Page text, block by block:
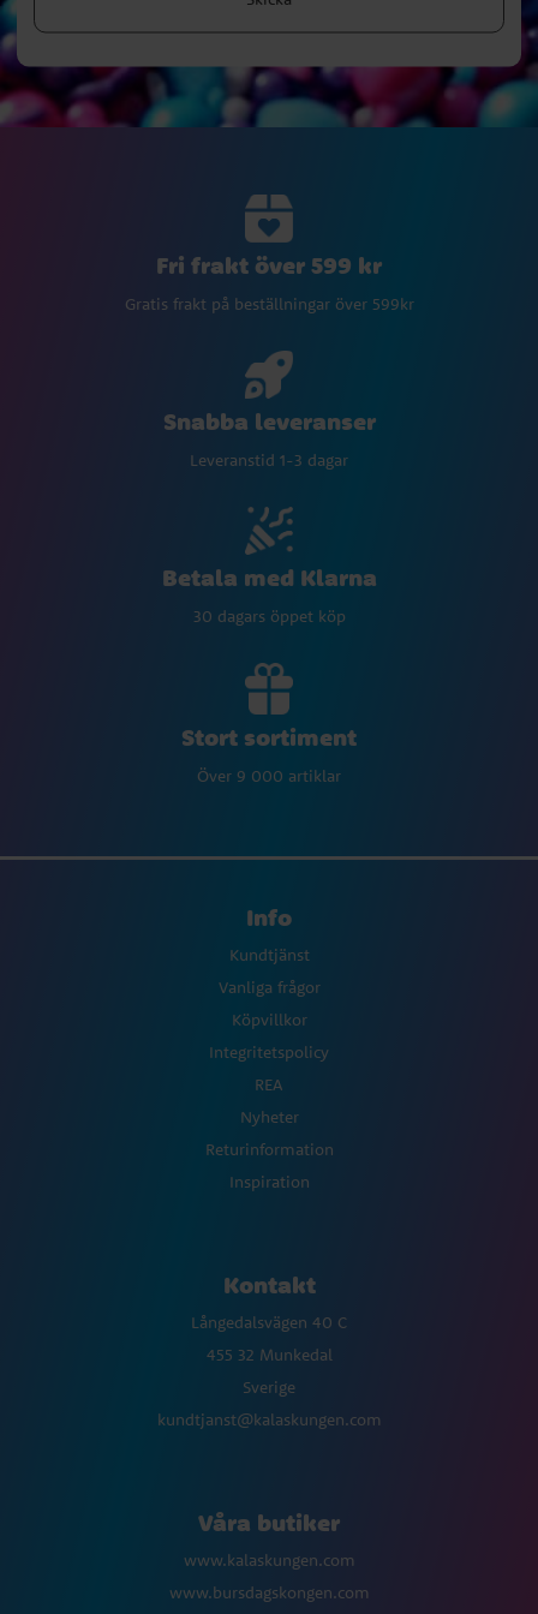
Fri frakt över 599 kr
Gratis frakt på beställningar över 599kr
Snabba leveranser
Leveranstid 1-3 dagar
Betala med Klarna
30 dagars öppet köp
Stort sortiment
Över 9 000 artiklar
Info
Kundtjänst
Vanliga frågor
Köpvillkor
Integritetspolicy
REA
Nyheter
Returinformation
Inspiration
Kontakt
Långedalsvägen 40 C
455 32 Munkedal
Sverige
kundtjanst@kalaskungen.com
Våra butiker
www.kalaskungen.com
www.bursdagskongen.com